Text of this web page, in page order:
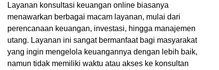
Layanan konsultasi keuangan online biasanya
menawarkan berbagai macam layanan, mulai dari
perencanaan keuangan, investasi, hingga manajemen
utang. Layanan ini sangat bermanfaat bagi masyarakat
yang ingin mengelola keuangannya dengan lebih baik,
namun tidak memiliki waktu atau akses ke konsultan